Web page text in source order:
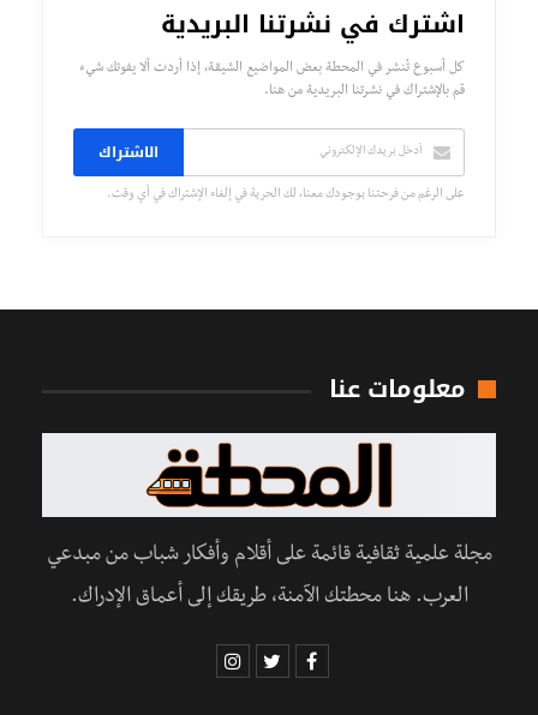
اشترك في نشرتنا البريدية
كل أسبوع تُنشر في المحطة بعض المواضيع الشيقة، إذا أردت ألا يفوتك شيء
قم بالإشتراك في نشرتنا البريدية من هنا.
الاشتراك
على الرغم من فرحتنا بوجودك معنا، لك الحرية في إلغاء الإشتراك في أي وقت.
معلومات عنا
مجلة علمية ثقافية قائمة على أقلام وأفكار شباب من مبدعي
العرب. هنا محطتك الآمنة، طريقك إلى أعماق الإدراك.